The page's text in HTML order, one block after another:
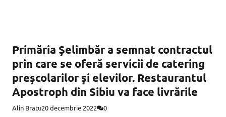
Primăria Șelimbăr a semnat contractul
prin care se oferă servicii de catering
preșcolarilor și elevilor. Restaurantul
Apostroph din Sibiu va face livrările
Alin Bratu20 decembrie 2022 0